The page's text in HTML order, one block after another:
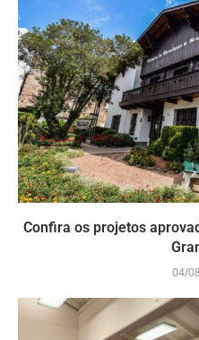
Confira os projetos
04/